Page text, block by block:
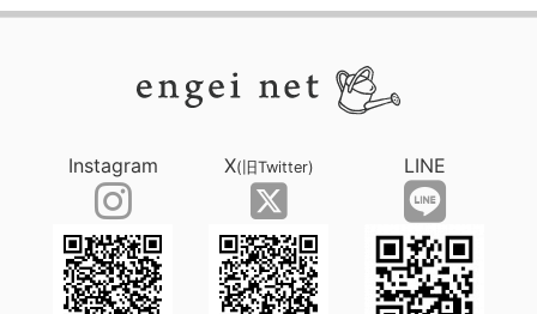
Instagram X(旧Twitter) LINE